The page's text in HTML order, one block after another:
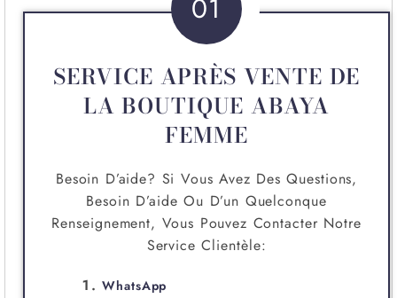
01
SERVICE APRÈS VENTE DE
LA BOUTIQUE ABAYA
FEMME
Besoin D’aide? Si Vous Avez Des Questions,
Besoin D’aide Ou D’un Quelconque
Renseignement, Vous Pouvez Contacter Notre
Service Clientèle:
WhatsApp